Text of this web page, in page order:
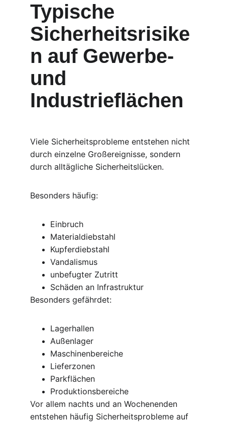
Typische
Sicherheitsrisike
n auf Gewerbe-
und
Industrieflächen
Viele Sicherheitsprobleme entstehen nicht
durch einzelne Großereignisse, sondern
durch alltägliche Sicherheitslücken.
Besonders häufig:
Einbruch
Materialdiebstahl
Kupferdiebstahl
Vandalismus
unbefugter Zutritt
Schäden an Infrastruktur
Besonders gefährdet:
Lagerhallen
Außenlager
Maschinenbereiche
Lieferzonen
Parkflächen
Produktionsbereiche
Vor allem nachts und an Wochenenden
entstehen häufig Sicherheitsprobleme auf